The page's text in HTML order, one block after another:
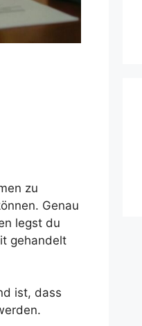
zu
Genau
legst du
gehandelt
ist, dass